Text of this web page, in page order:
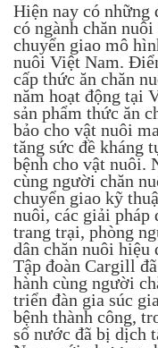
Hiện nay có những
có ngành chăn
chuyển giao mô
nuôi Việt Nam.
cấp thức ăn chăn
năm hoạt động tại
sản phẩm thức ăn
bảo cho vật nuôi
tăng sức đề kháng
bệnh cho vật nuôi.
cùng người chăn
chuyển giao kỹ
nuôi, các giải
trang trại, phòng
dân chăn nuôi hiệu
Tập đoàn Cargill
hành cùng người
triển đàn gia súc
bệnh thành công,
số nước đã bị dịch